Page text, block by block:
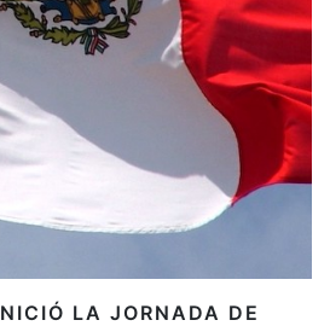
LA JORNADA DE